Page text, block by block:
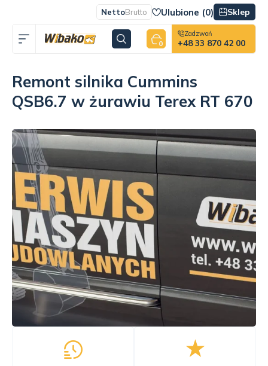
NettoBrutto Ulubione (0) Sklep
0
Zadzwoń
+48 33 870 42 00
Remont silnika Cummins
QSB6.7 w żurawiu Terex RT 670